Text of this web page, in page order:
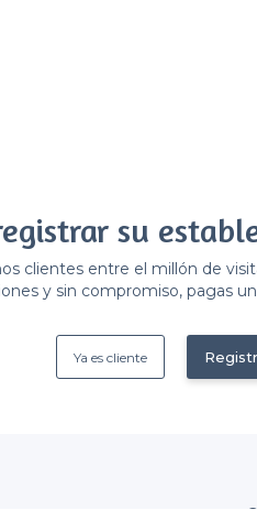
su
clientes entre el millón de
y sin compromiso, pagas
Ya es cliente